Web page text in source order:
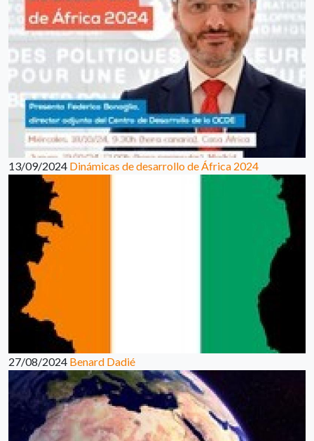
13/09/2024 Dinámicas de desarrollo de África 2024
27/08/2024 Benard Dadié